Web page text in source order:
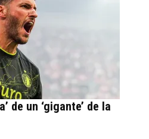
de un ‘gigante’ de la